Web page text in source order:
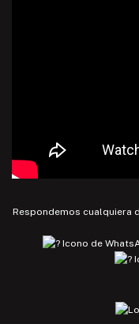
Respondemos cualquiera